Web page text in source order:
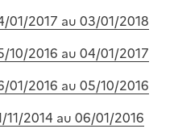
01/2017 au 03/01/2018
10/2016 au 04/01/2017
01/2016 au 05/10/2016
2014 au 06/01/2016